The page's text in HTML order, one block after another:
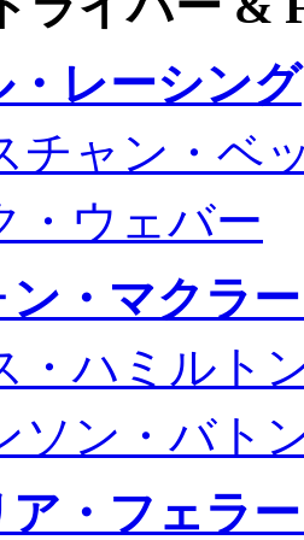
・レーシング
チャン・ベ
・ウェバー
・マクラ
・ハミルト
ソン・バト
・フェラ